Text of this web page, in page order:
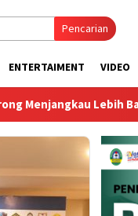
Pencarian
ENTERTAIMENT VIDEO
Banyak Negara